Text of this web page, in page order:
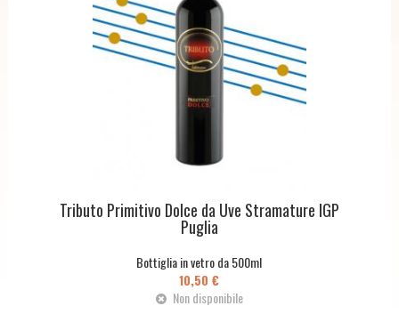
Tributo Primitivo Dolce da Uve Stramature IGP
Puglia
Bottiglia in vetro da 500ml
10,50 €
Non disponibile